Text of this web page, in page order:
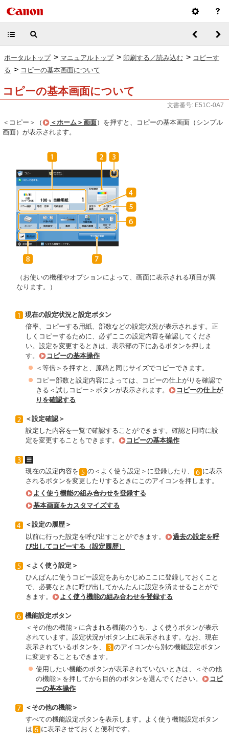
ポータルトップ > マニュアルトップ > 印刷する／読み込む > コピーす
る > コピーの基本画面について
コピーの基本画面について
文書番号: E51C-0A7
＜コピー＞（ ＜ホーム＞画面）を押すと、コピーの基本画面（シンプル
画面）が表示されます。
（お使いの機種やオプションによって、画面に表示される項目が異
なります。）
現在の設定状況と設定ボタン
倍率、コピーする用紙、部数などの設定状況が表示されます。正
しくコピーするために、必ずここの設定内容を確認してくださ
い。設定を変更するときは、表示部の下にあるボタンを押しま
す。
コピーの基本操作
＜等倍＞を押すと、原稿と同じサイズでコピーできます。
コピー部数と設定内容によっては、コピーの仕上がりを確認で
きる＜試しコピー＞ボタンが表示されます。
コピーの仕上が
りを確認する
＜設定確認＞
設定した内容を一覧で確認することができます。確認と同時に設
定を変更することもできます。
コピーの基本操作
現在の設定内容を の＜よく使う設定＞に登録したり、
に表示
されるボタンを変更したりするときにこのアイコンを押します。
よく使う機能の組み合わせを登録する
基本画面をカスタマイズする
＜設定の履歴＞
以前に行った設定を呼び出すことができます。
過去の設定を呼
び出してコピーする（設定履歴）
＜よく使う設定＞
ひんぱんに使うコピー設定をあらかじめここに登録しておくこと
で、必要なときに呼び出してかんたんに設定を済ませることがで
きます。
よく使う機能の組み合わせを登録する
機能設定ボタン
＜その他の機能＞に含まれる機能のうち、よく使うボタンが表示
されています。設定状況がボタン上に表示されます。なお、現在
表示されているボタンを、
のアイコンから別の機能設定ボタン
に変更することもできます。
使用したい機能のボタンが表示されていないときは、＜その他
の機能＞を押してから目的のボタンを選んでください。
コピ
ーの基本操作
＜その他の機能＞
すべての機能設定ボタンを表示します。よく使う機能設定ボタン
は
に表示させておくと便利です。